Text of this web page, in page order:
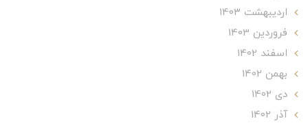
ارديبهشت 1403
فروردین 1403
اسفند 1402
بهمن 1402
دی 1402
آذر 1402